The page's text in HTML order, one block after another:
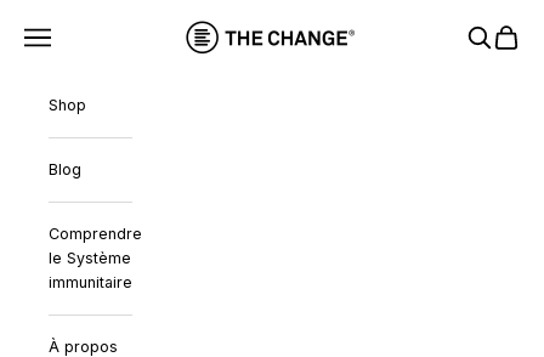
THE CHANGE
Menu
Shop
Blog
Comprendre
le Système
immunitaire
À propos